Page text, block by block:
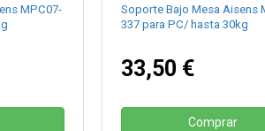
MPC07-
Soporte Bajo Mesa Aisens
337 para PC/ hasta 30kg
33,50 €
Comprar